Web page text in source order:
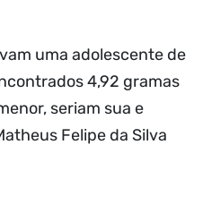
uma adolescente de
4,92 gramas
seriam sua e
Felipe da Silva